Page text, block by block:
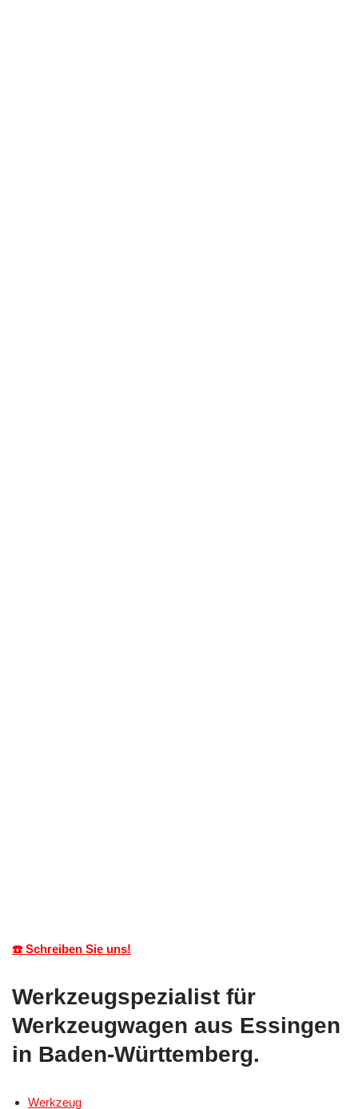
☎️ Schreiben Sie uns!
Werkzeugspezialist für
Werkzeugwagen aus Essingen
in Baden-Württemberg.
Werkzeug